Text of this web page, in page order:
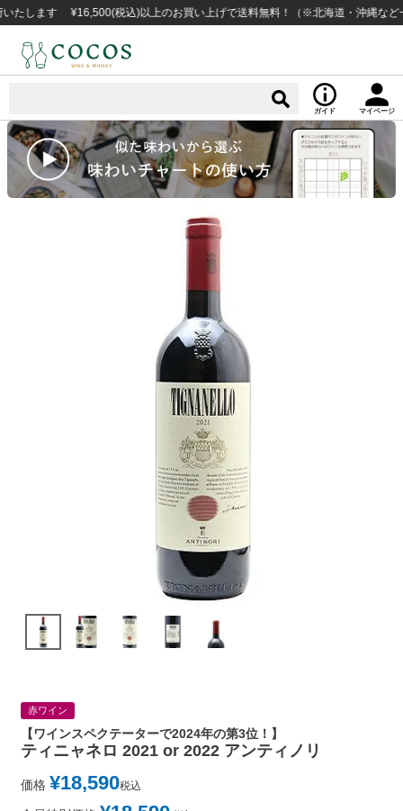
す ¥16,500(税込)以上のお買い上げで送料無料！（※北海道・沖縄など一部例
ガイド マイページ
赤ワイン
【ワインスペクテーターで2024年の第3位！】
ティニャネロ 2021 or 2022 アンティノリ
価格 ¥18,590税込